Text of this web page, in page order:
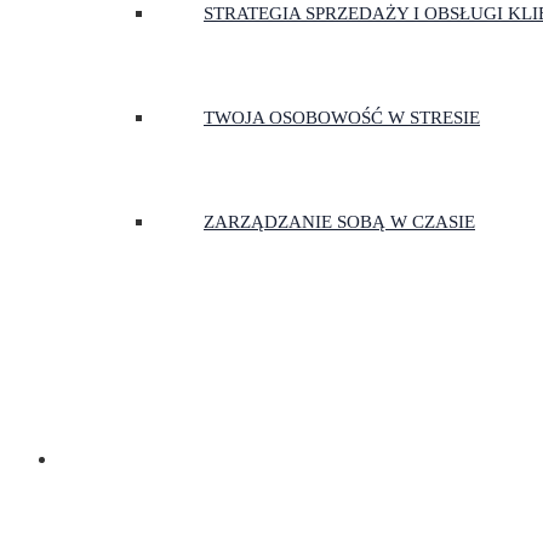
STRATEGIA SPRZEDAŻY I OBSŁUGI
TWOJA OSOBOWOŚĆ W STRESIE
ZARZĄDZANIE SOBĄ W CZASIE